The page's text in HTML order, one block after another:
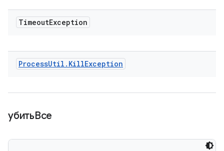
TimeoutException
ProcessUtil . KillException
убитьВсе